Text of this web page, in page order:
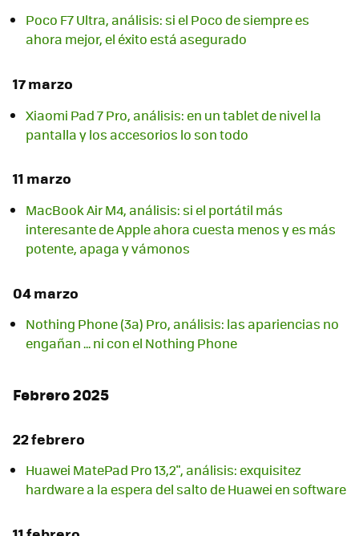
Poco F7 Ultra, análisis: si el Poco de siempre es
ahora mejor, el éxito está asegurado
17 marzo
Xiaomi Pad 7 Pro, análisis: en un tablet de nivel la
pantalla y los accesorios lo son todo
11 marzo
MacBook Air M4, análisis: si el portátil más
interesante de Apple ahora cuesta menos y es más
potente, apaga y vámonos
04 marzo
Nothing Phone (3a) Pro, análisis: las apariencias no
engañan ... ni con el Nothing Phone
Febrero 2025
22 febrero
Huawei MatePad Pro 13,2", análisis: exquisitez
hardware a la espera del salto de Huawei en software